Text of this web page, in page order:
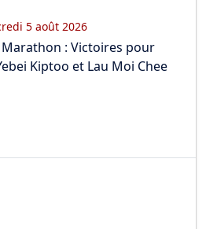
5 août 2026
: Victoires pour
Kiptoo et Lau Moi Chee